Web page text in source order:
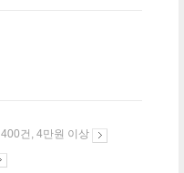
400건, 4만원 이상